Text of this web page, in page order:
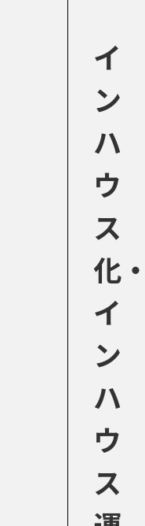
イ
ン
ハ
ウ
ス
化
イ
ン
ハ
ウ
ス